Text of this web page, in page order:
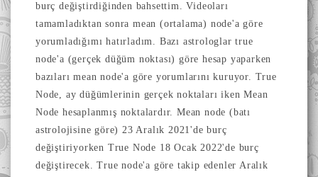
burç değiştirdiğinden bahsettim. Videoları
tamamladıktan sonra mean (ortalama) node'a göre
yorumladığımı hatırladım. Bazı astrologlar true
node'a (gerçek düğüm noktası) göre hesap yaparken
bazıları mean node'a göre yorumlarını kuruyor. True
Node, ay düğümlerinin gerçek noktaları iken Mean
Node hesaplanmış noktalardır. Mean node (batı
astrolojisine göre) 23 Aralık 2021'de burç
değiştiriyorken True Node 18 Ocak 2022'de burç
değiştirecek. True node'a göre takip edenler Aralık